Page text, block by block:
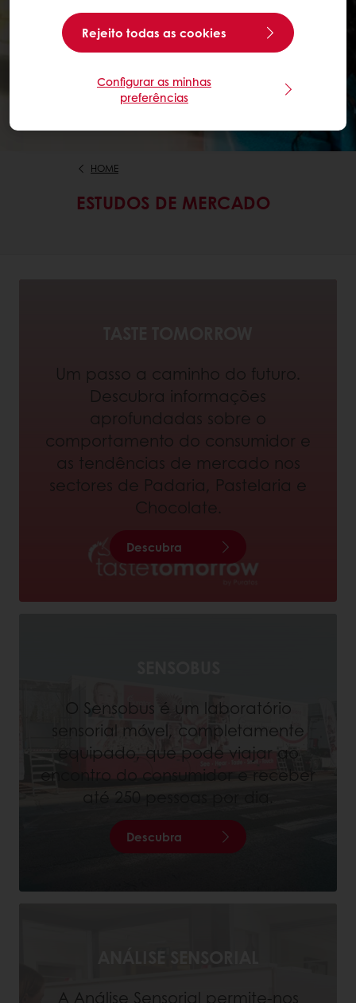
HOME
ESTUDOS DE MERCADO
Um passo a caminho do futuro.
Descubra informações
aprofundadas sobre o
comportamento do consumidor e
as tendências de mercado nos
sectores de Padaria, Pastelaria e
Chocolate.
Descubra
O Sensobus é um laboratório
sensorial móvel, completamente
equipado, que pode viajar ao
encontro do consumidor e receber
até 250 pessoas por dia.
Descubra
A Análise Sensorial permite-nos
Rejeito todas as cookies
Configurar as minhas
preferências